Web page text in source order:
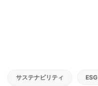
サステナビリティ ESG